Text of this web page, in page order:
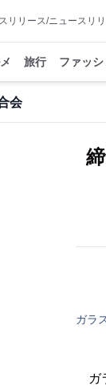
リリース/ニュースリ
旅行 ファッ
会
ガラ
ガ